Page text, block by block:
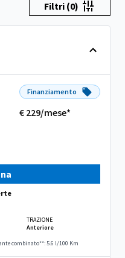
Filtri (0)
Finanziamento
€ 229/mese*
TRAZIONE
Anteriore
combinato**: 5.6 l/100 Km